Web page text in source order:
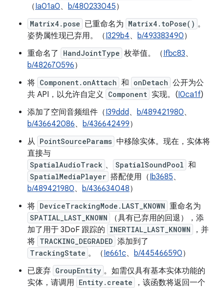
（Ia01a0、 b/480233045）
Matrix4.pose 已重命名为 Matrix4.toPose() 。
姿势属性现已弃用。（I329b4、 b/493383490）
重命名了
HandJointType 枚举值。（Ifbc83、
b/482670596）
将 Component.onAttach 和 onDetach 公开为公
共 API，以允许自定义 Component 实现。(I0ca1f)
添加了空间音频组件（I39ddd、 b/489421980、
b/436642086、 b/436642499）
从 PointSourceParams 中移除实体。现在，实体将
直接与
SpatialAudioTrack 、 SpatialSoundPool 和
SpatialMediaPlayer 搭配使用（Ib3685、
b/489421980、 b/436634048）
将 DeviceTrackingMode.LAST_KNOWN 重命名为
SPATIAL_LAST_KNOWN
（具有已弃用的回退），添
加了用于 3DoF 跟踪的 INERTIAL_LAST_KNOWN
，并
将 TRACKING_DEGRADED 添加到了
TrackingState 。（Ie661c、 b/445466590）
已废弃 GroupEntity 。如需仅具有基本实体功能的
实体，请调用 Entity.create
，该函数将返回一个